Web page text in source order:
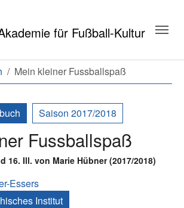
Mein kleiner Fussballspaß
Saison 2017/2018
Fussballspaß
16. Ill. von Marie Hübner (2017/2018)
Essers
Institut